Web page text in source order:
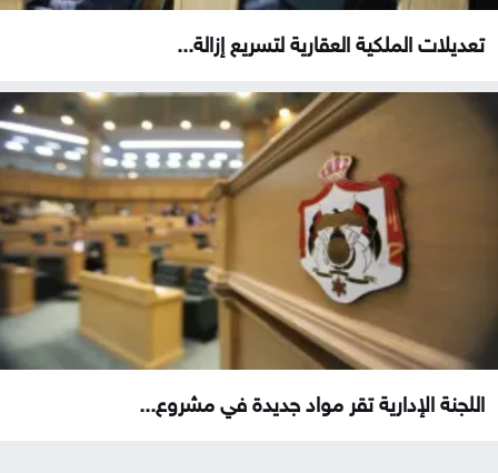
تعديلات الملكية العقارية لتسريع إزالة...
اللجنة الإدارية تقر مواد جديدة في مشروع...